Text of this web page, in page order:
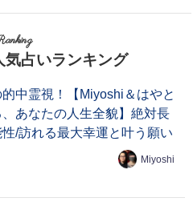
気占いランキング
中霊視！【Miyoshi＆はやと
、あなたの人生全貌】絶対長
/訪れる最大幸運と叶う願い
Miyoshi